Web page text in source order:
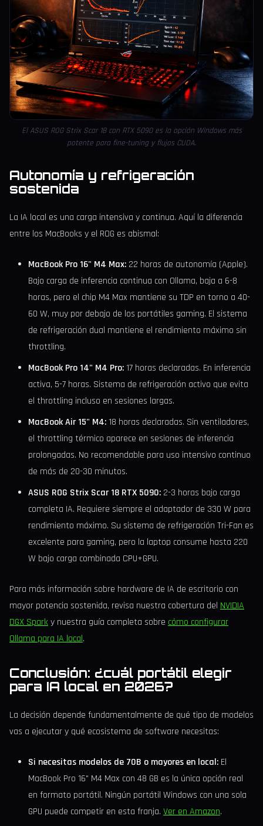
El ASUS ROG Strix Scar 18 con RTX 5090 es la opción Windows más
potente para fine-tuning y flujos CUDA.
Autonomía y refrigeración
sostenida
La IA local es una carga intensiva y continua. Aquí la diferencia
entre los MacBooks y el ROG es abismal:
MacBook Pro 16" M4 Max: 22 horas de autonomía (Apple).
Bajo carga de inferencia continua con Ollama, baja a 6-8
horas, pero el chip M4 Max mantiene su TDP en torno a 40-
60 W, muy por debajo de los portátiles gaming. El sistema
de refrigeración dual mantiene el rendimiento máximo sin
throttling.
MacBook Pro 14" M4 Pro:17 horas declaradas. En inferencia
activa, 5-7 horas. Sistema de refrigeración activo que evita
el throttling incluso en sesiones largas.
MacBook Air 15" M4:18 horas declaradas. Sin ventiladores,
el throttling térmico aparece en sesiones de inferencia
prolongadas. No recomendable para uso intensivo continuo
de más de 20-30 minutos.
ASUS ROG Strix Scar 18 RTX 5090: 2-3 horas bajo carga
completa IA. Requiere siempre el adaptador de 330 W para
rendimiento máximo. Su sistema de refrigeración Tri-Fan es
excelente para gaming, pero la laptop consume hasta 220
W bajo carga combinada CPU+GPU.
Para más información sobre hardware de IA de escritorio con
mayor potencia sostenida, revisa nuestra cobertura del NVIDIA
DGX Sparky nuestra guía completa sobre cómo configurar
Ollama para IA local.
Conclusión: ¿cuál portátil elegir
para IA local en 2026?
La decisión depende fundamentalmente de qué tipo de modelos
vas a ejecutar y qué ecosistema de software necesitas:
Si necesitas modelos de 70B o mayores en local: El
MacBook Pro 16" M4 Max con 48 GB es la única opción real
en formato portátil. Ningún portátil Windows con una sola
GPU puede competir en esta franja. Ver en Amazon.